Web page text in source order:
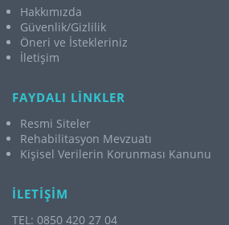
Hakkımızda
Güvenlik/Gizlilik
Öneri ve İstekleriniz
İletişim
FAYDALI LİNKLER
Resmi Siteler
Rehabilitasyon Mevzuatı
Kişisel Verilerin Korunması Kanunu
İLETİŞİM
TEL: 0850 420 27 04